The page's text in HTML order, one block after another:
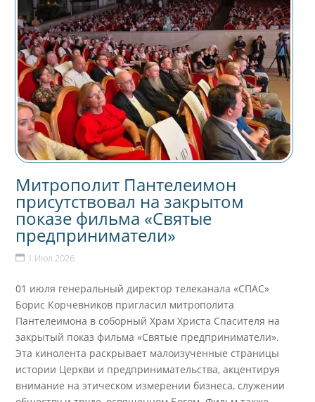
Митрополит Пантелеимон
присутствовал на закрытом
показе фильма «Святые
предприниматели»
1 Июл 2026
01 июля генеральный директор телеканала «СПАС»
Борис Корчевников пригласил митрополита
Пантелеимона в соборный Храм Христа Спасителя на
закрытый показ фильма «Святые предприниматели».
Эта кинолента раскрывает малоизученные страницы
истории Церкви и предпринимательства, акцентируя
внимание на этическом измерении бизнеса, служении